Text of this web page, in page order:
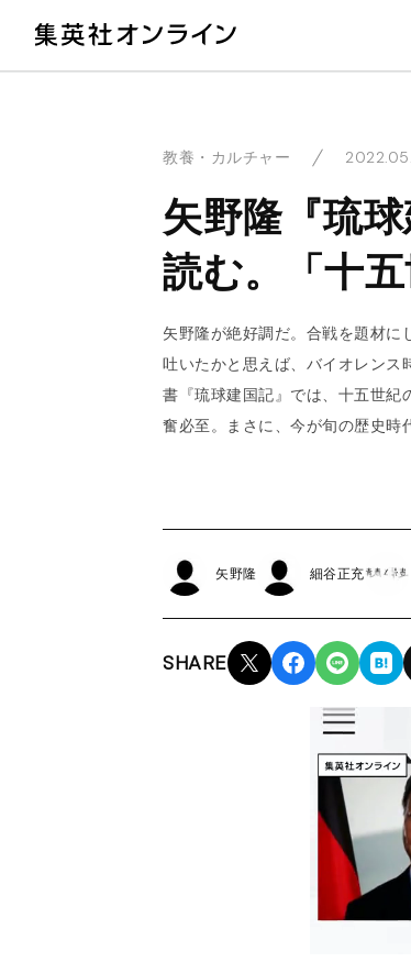
教養・カルチャー
矢野隆『琉
読む。「十五
矢野隆が絶好調だ。合戦を題材に
吐いたかと思えば、バイオレンス
書『琉球建国記』では、十五世紀
奮必至。まさに、今が旬の歴史時
矢野隆 細谷正充
SHARE